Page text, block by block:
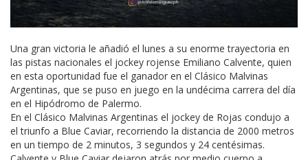
Una gran victoria le añadió el lunes a su enorme trayectoria en
las pistas nacionales el jockey rojense Emiliano Calvente, quien
en esta oportunidad fue el ganador en el Clásico Malvinas
Argentinas, que se puso en juego en la undécima carrera del día
en el Hipódromo de Palermo.
En el Clásico Malvinas Argentinas el jockey de Rojas condujo a
el triunfo a Blue Caviar, recorriendo la distancia de 2000 metros
en un tiempo de 2 minutos, 3 segundos y 24 centésimas.